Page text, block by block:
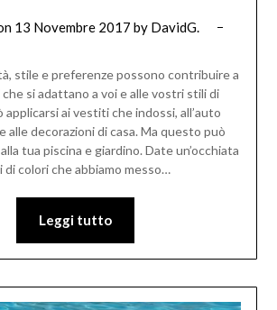
13 Novembre 2017 by DavidG.
stile e preferenze possono contribuire a
si adattano a voi e alle vostri stili di
ai vestiti che indossi, all’auto
alle decorazioni di casa. Ma questo può
tua piscina e giardino. Date un’occhiata
di colori che abbiamo messo…
Leggi tutto